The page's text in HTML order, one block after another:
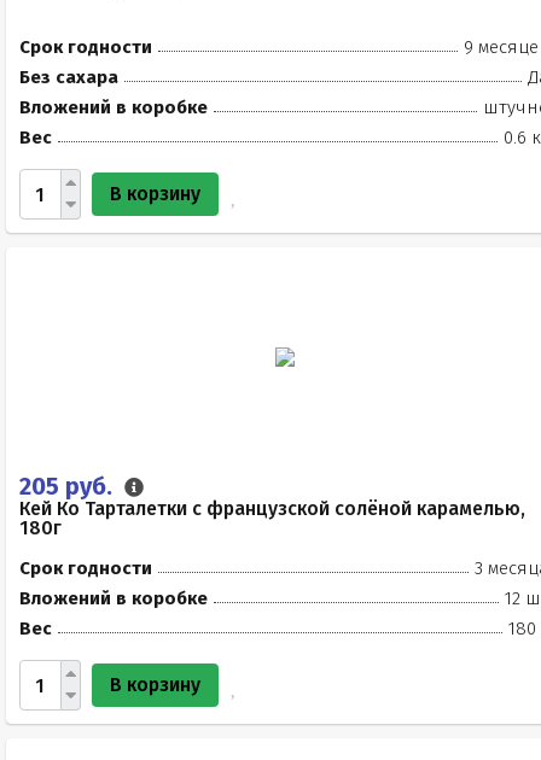
Срок годности
9
Без сахара
Вложений в коробке
Вес
0.6
В корзину
205 руб.
Кей Ко Тарталетки с французской солёной карамелью,
180г
Срок годности
3
Вложений в коробке
12
Вес
180
В корзину